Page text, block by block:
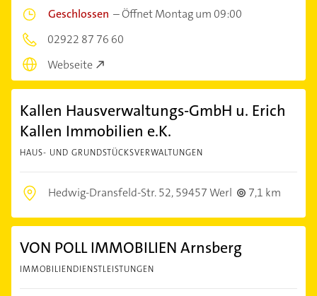
Geschlossen –Öffnet Montag um 09:00
02922 87 76 60
Webseite
Kallen Hausverwaltungs-GmbH u. Erich
Kallen Immobilien e.K.
HAUS- UND GRUNDSTÜCKSVERWALTUNGEN
Hedwig-Dransfeld-Str. 52,59457 Werl 7,1 km
VON POLL IMMOBILIEN Arnsberg
IMMOBILIENDIENSTLEISTUNGEN